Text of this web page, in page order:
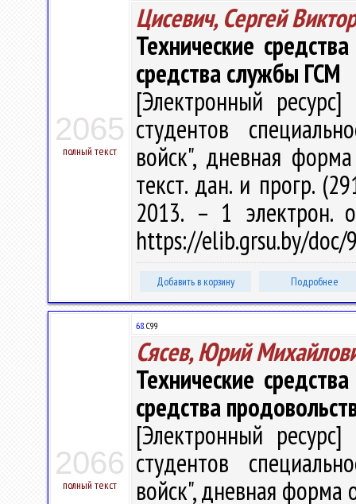
2065
полный текст
Цисевич, Сергей
Технические
средства службы ГСМ
[Электронный
студентов
войск", дневная
текст. дан. и прогр.
2013. – 1 электрон.
https://elib.grsu.by/doc/
Добавить в корзину Подробнее
2066
полный текст
68.С99
Сясев, Юрий
Технические
средства
[Электронный
студентов
войск", дневная форма